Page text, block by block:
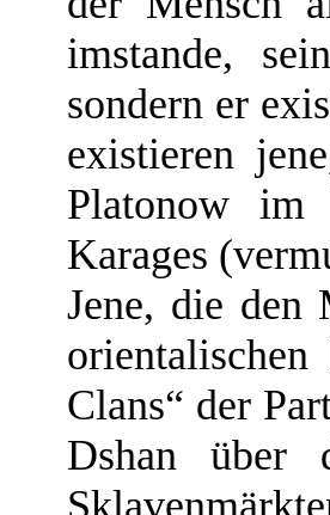
imstande,
sondern er
existieren
Platonow
Karages
Jene, die den
Clans“ der
Dshan über